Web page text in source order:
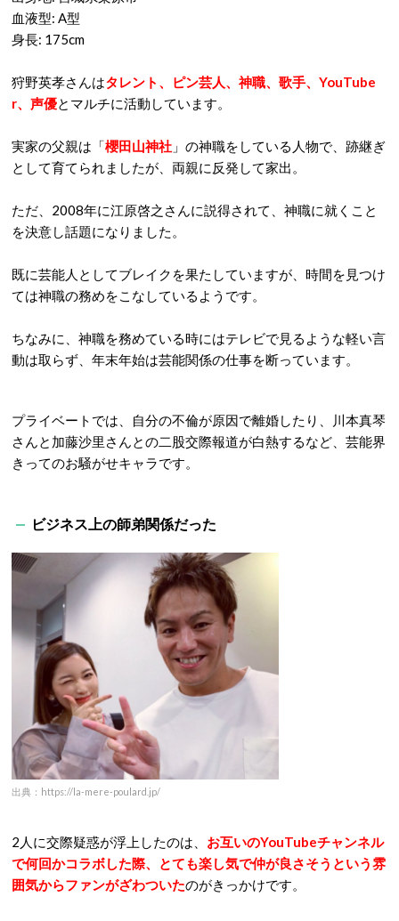
血液型: A型
身長: 175cm
狩野英孝さんはタレント、ピン芸人、神職、歌手、YouTube
r、声優とマルチに活動しています。
実家の父親は「櫻田山神社 」の神職をしている人物で、跡継ぎ
として育てられましたが、両親に反発して家出。
ただ、2008年に江原啓之さんに説得されて、神職に就くこと
を決意し話題になりました。
既に芸能人としてブレイクを果たしていますが、時間を見つけ
ては神職の務めをこなしているようです。
ちなみに、神職を務めている時にはテレビで見るような軽い言
動は取らず、年末年始は芸能関係の仕事を断っています。
プライベートでは、自分の不倫が原因で離婚したり、川本真琴
さんと加藤沙里さんとの二股交際報道が白熱するなど、芸能界
きってのお騒がせキャラです。
ビジネス上の師弟関係だった
出典：https://la-mere-poulard.jp/
2人に交際疑惑が浮上したのは、 お互いのYouTubeチャンネル
で何回かコラボした際、とても楽し気で仲が良さそうという雰
囲気からファンがざわついたのがきっかけです。